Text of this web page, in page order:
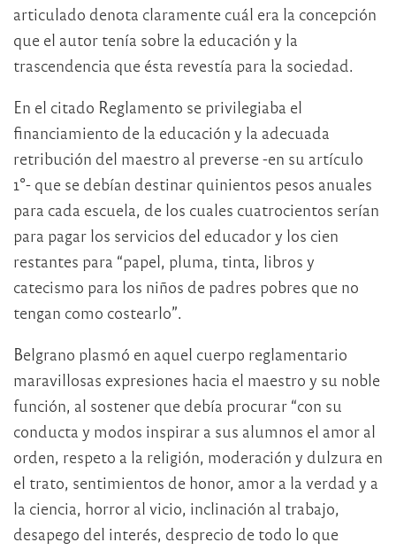
articulado denota claramente cuál era la concepción
que el autor tenía sobre la educación y la
trascendencia que ésta revestía para la sociedad.
En el citado Reglamento se privilegiaba el
financiamiento de la educación y la adecuada
retribución del maestro al preverse -en su artículo
1°- que se debían destinar quinientos pesos anuales
para cada escuela, de los cuales cuatrocientos serían
para pagar los servicios del educador y los cien
restantes para “papel, pluma, tinta, libros y
catecismo para los niños de padres pobres que no
tengan como costearlo”.
Belgrano plasmó en aquel cuerpo reglamentario
maravillosas expresiones hacia el maestro y su noble
función, al sostener que debía procurar “con su
conducta y modos inspirar a sus alumnos el amor al
orden, respeto a la religión, moderación y dulzura en
el trato, sentimientos de honor, amor a la verdad y a
la ciencia, horror al vicio, inclinación al trabajo,
desapego del interés, desprecio de todo lo que